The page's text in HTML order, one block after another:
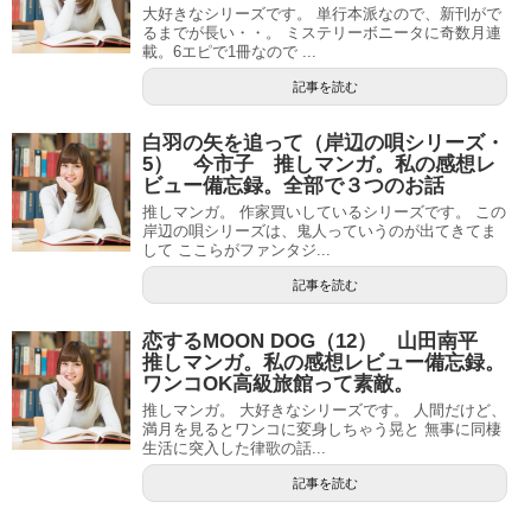
大好きなシリーズです。 単行本派なので、新刊がで
るまでが長い・・。 ミステリーボニータに奇数月連
載。6エピで1冊なので ...
記事を読む
白羽の矢を追って（岸辺の唄シリーズ・
5） 今市子 推しマンガ。私の感想レ
ビュー備忘録。全部で３つのお話
推しマンガ。 作家買いしているシリーズです。 この
岸辺の唄シリーズは、鬼人っていうのが出てきてま
して ここらがファンタジ...
記事を読む
恋するMOON DOG（12） 山田南平
推しマンガ。私の感想レビュー備忘録。
ワンコOK高級旅館って素敵。
推しマンガ。 大好きなシリーズです。 人間だけど、
満月を見るとワンコに変身しちゃう晃と 無事に同棲
生活に突入した律歌の話...
記事を読む